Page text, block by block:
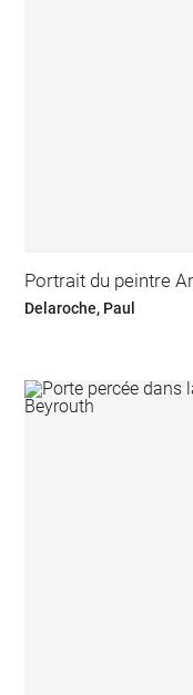
Portrait du peintre
Delaroche, Paul